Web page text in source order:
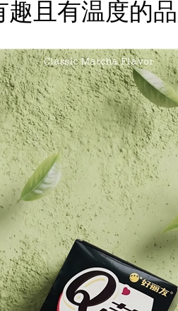
趣且有温度的